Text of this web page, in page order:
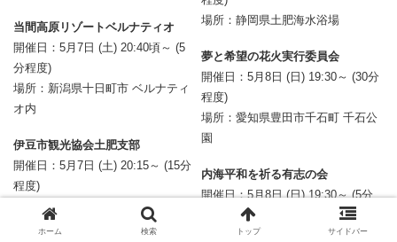
当間高原リゾートベルナティオ
開催日：5月7日 (土) 20:40頃～ (5
分程度)
場所：新潟県十日町市 ベルナティ
オ内
伊豆市観光協会土肥支部
開催日：5月7日 (土) 20:15～ (15分
程度)
場所：静岡県土肥海水浴場
場所：静岡県土肥海水浴場
夢と希望の花火実行委員会
開催日：5月8日 (日) 19:30～ (30分
程度)
場所：愛知県豊田市千石町 千石公
園
内海平和を祈る有志の会
開催日：5月8日 (日) 19:30～ (5分
場所：兵庫県南知多町 内海海水
ホーム 検索 トップ サイドバー